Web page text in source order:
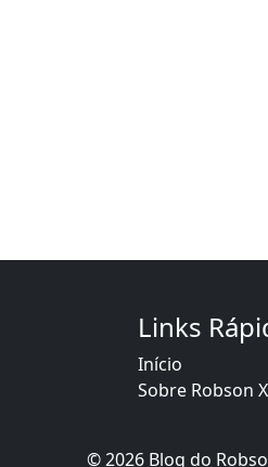
Links
Início
Sobre Robson
© 2026 Blog do